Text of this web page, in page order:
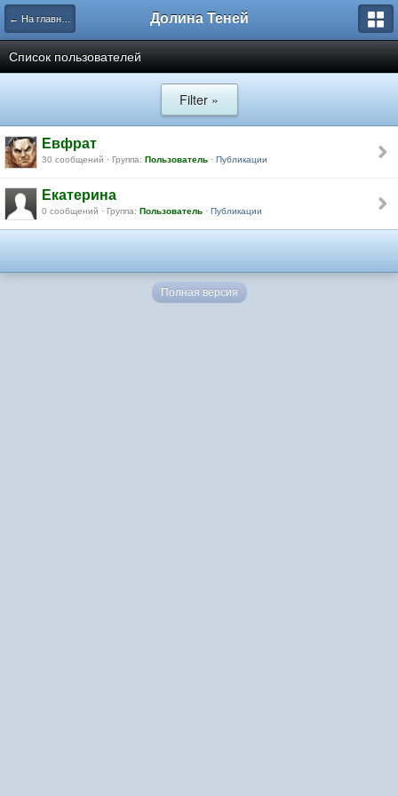
← На главную Долина Теней
Список пользователей
Filter »
Евфрат
30 сообщений · Группа: Пользователь · Публикации
Екатерина
0 сообщений · Группа: Пользователь · Публикации
Полная версия